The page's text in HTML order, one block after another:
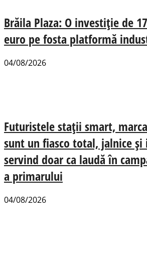
Brăila Plaza: O investiție de
euro pe fosta platformă
04/08/2026
Futuristele stații smart,
sunt un fiasco total, jalnice
servind doar ca laudă în
a primarului
04/08/2026